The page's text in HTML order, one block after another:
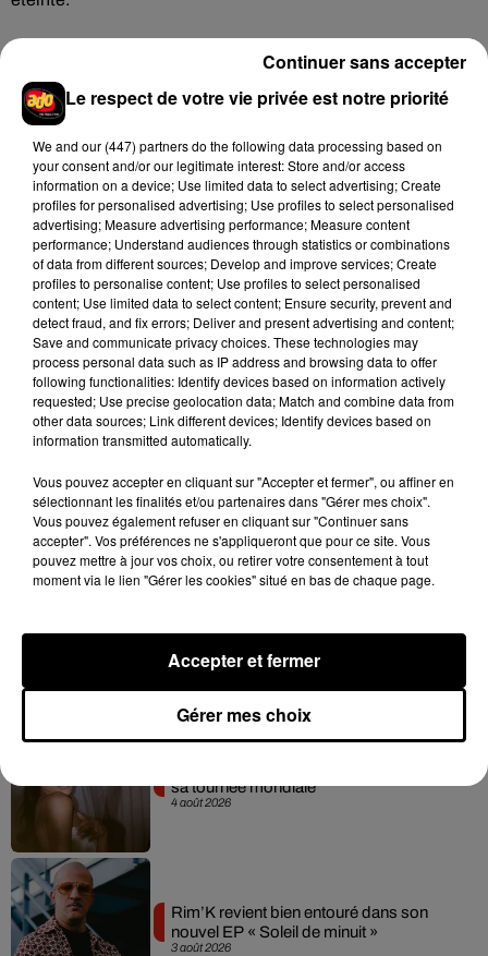
Hip-Hop News
7 août 2026
Tayc et Didi B dévoilent le single le plus
dansant de l’année
6 août 2026
Franglish et Keblack dévoilent une
session live surprise
5 août 2026
Après le film, bientôt une docu-série sur
le père de Michael Jackson
Josh Levi dévoile « Swerve »
4 août 2026
sa tournée mondiale
3 août 2026
Rim’K revient bien entouré dans son
nouvel EP « Soleil de minuit »
Le respect de votre vie privée est notre priorité
We and our (447) partnersdo the following data processing based on
your consent and/or our legitimate interest: Store and/or access
information on a device; Use limited data to select advertising; Create
profiles for personalised advertising; Use profiles to select personalised
advertising; Measure advertising performance; Measure content
performance; Understand audiences through statistics or combinations
of data from different sources; Develop and improve services; Create
profiles to personalise content; Use profiles to select personalised
content; Use limited data to select content; Ensure security, prevent and
detect fraud, and fix errors; Deliver and present advertising and content;
Save and communicate privacy choices. These technologies may
process personal data such as IP address and browsing data to offer
following functionalities: Identify devices based on information actively
requested; Use precise geolocation data; Match and combine data from
other data sources; Link different devices; Identify devices based on
information transmitted automatically.
Vous pouvez accepter en cliquant sur "Accepter et fermer", ou affiner en
sélectionnant les finalités et/ou partenaires dans "Gérer mes choix".
Vous pouvez également refuser en cliquant sur "Continuer sans
accepter". Vos préférences ne s'appliqueront que pour ce site. Vous
pouvez mettre à jour vos choix, ou retirer votre consentement à tout
moment via le lien "Gérer les cookies" situé en bas de chaque page.
Gérer mes choix
Accepter et fermer
Continuer sans accepter